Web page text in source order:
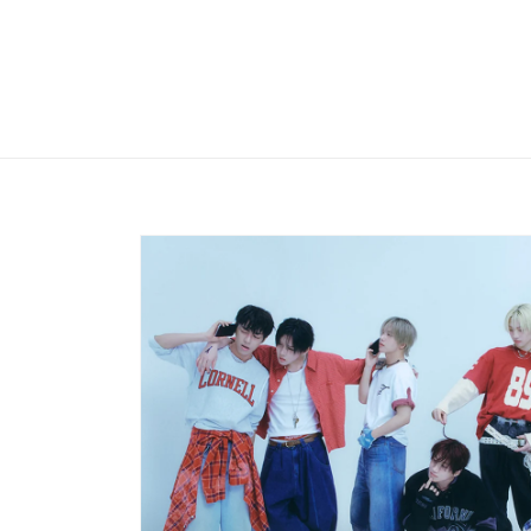
Skip to